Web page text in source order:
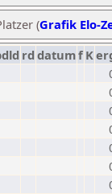
(Grafik Elo-
rd datumf K